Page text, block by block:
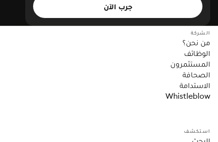
جرب الآن
الشركة
من نحن؟
الوظائف
المستثمرون
الصحافة
الاستدامة
Whistleblow
استكشف